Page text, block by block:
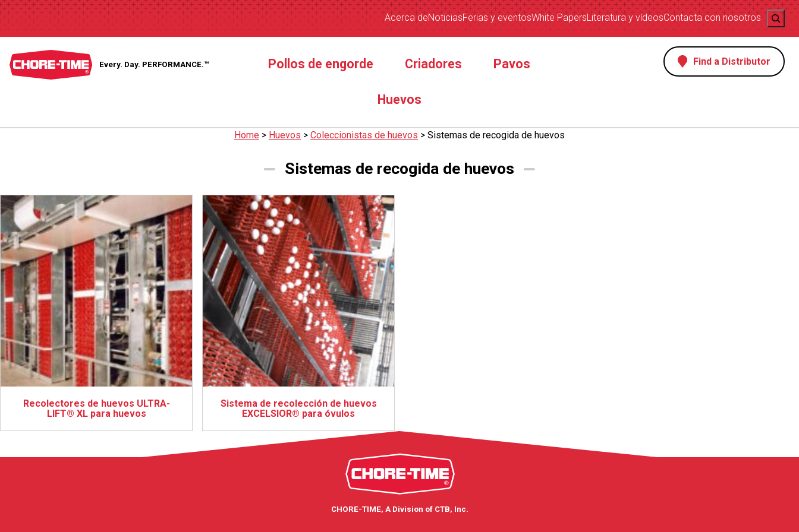
Acerca deNoticiasFerias y eventosWhite PapersLiteratura y vídeosContacta con nosotros Search
Every. Day. PERFORMANCE.™ Pollos de engorde Criadores Pavos
Huevos
Find a Distributor
Home > Huevos > Coleccionistas de huevos > Sistemas de recogida de huevos
Sistemas de recogida de huevos
Recolectores de huevos ULTRA-
LIFT® XL para huevos
Sistema de recolección de huevos
EXCELSIOR® para óvulos
CHORE-TIME, A Division of CTB, Inc.